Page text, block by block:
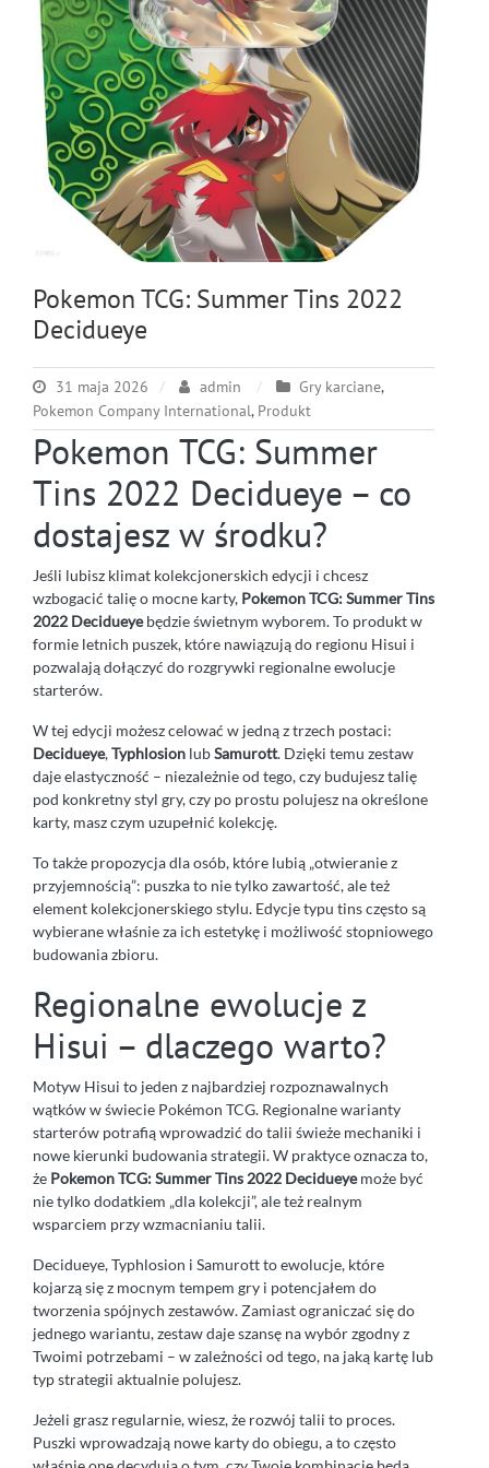
Pokemon TCG: Summer Tins 2022
Decidueye
31 maja 2026 admin Gry karciane,
Pokemon Company International, Produkt
Pokemon TCG: Summer
Tins 2022 Decidueye – co
dostajesz w środku?
Jeśli lubisz klimat kolekcjonerskich edycji i chcesz
wzbogacić talię o mocne karty, Pokemon TCG: Summer Tins
2022 Decidueyebędzie świetnym wyborem. To produkt w
formie letnich puszek, które nawiązują do regionu Hisui i
pozwalają dołączyć do rozgrywki regionalne ewolucje
starterów.
W tej edycji możesz celować w jedną z trzech postaci:
Decidueye,Typhlosion lubSamurott. Dzięki temu zestaw
daje elastyczność – niezależnie od tego, czy budujesz talię
pod konkretny styl gry, czy po prostu polujesz na określone
karty, masz czym uzupełnić kolekcję.
To także propozycja dla osób, które lubią „otwieranie z
przyjemnością”: puszka to nie tylko zawartość, ale też
element kolekcjonerskiego stylu. Edycje typu tins często są
wybierane właśnie za ich estetykę i możliwość stopniowego
budowania zbioru.
Regionalne ewolucje z
Hisui – dlaczego warto?
Motyw Hisui to jeden z najbardziej rozpoznawalnych
wątków w świecie Pokémon TCG. Regionalne warianty
starterów potrafią wprowadzić do talii świeże mechaniki i
nowe kierunki budowania strategii. W praktyce oznacza to,
że Pokemon TCG: Summer Tins 2022 Decidueyemoże być
nie tylko dodatkiem „dla kolekcji”, ale też realnym
wsparciem przy wzmacnianiu talii.
Decidueye, Typhlosion i Samurott to ewolucje, które
kojarzą się z mocnym tempem gry i potencjałem do
tworzenia spójnych zestawów. Zamiast ograniczać się do
jednego wariantu, zestaw daje szansę na wybór zgodny z
Twoimi potrzebami – w zależności od tego, na jaką kartę lub
typ strategii aktualnie polujesz.
Jeżeli grasz regularnie, wiesz, że rozwój talii to proces.
Puszki wprowadzają nowe karty do obiegu, a to często